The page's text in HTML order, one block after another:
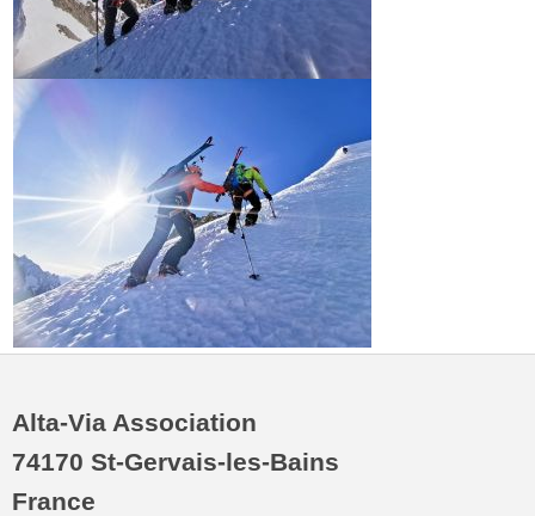
Alta-Via Association
74170 St-Gervais-les-Bains
France